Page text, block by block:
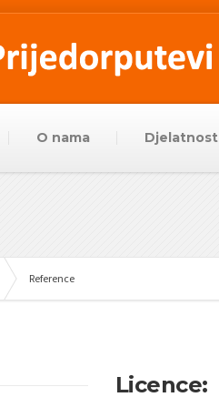
O nama Djelatnost
Reference
Licence: